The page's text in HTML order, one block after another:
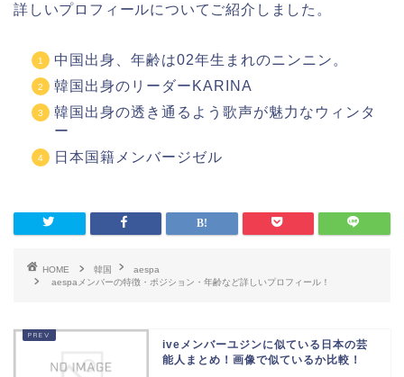
詳しいプロフィールについてご紹介しました。
中国出身、 年齢は02年生まれのニンニン。
韓国出身のリーダーKARINA
韓国出身の透き通るよう歌声が魅力なウィンタ
ー
日本国籍メンバージゼル
HOME 韓国
aespa
aespaメンバーの特徴・ポジション・年齢など詳しいプロフィール！
iveメンバーユジンに似ている日本の芸
能人まとめ！画像で似ているか比較！